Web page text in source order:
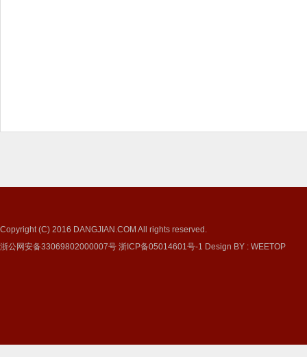
Copyright (C) 2016 DANGJIAN.COM All rights reserved.
浙公网安备33069802000007号 浙ICP备05014601号-1 Design BY : WEETOP